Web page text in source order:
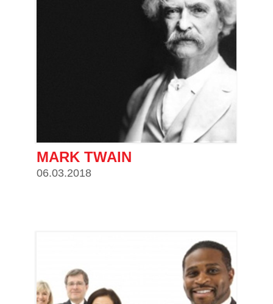
MARK TWAIN
06.03.2018